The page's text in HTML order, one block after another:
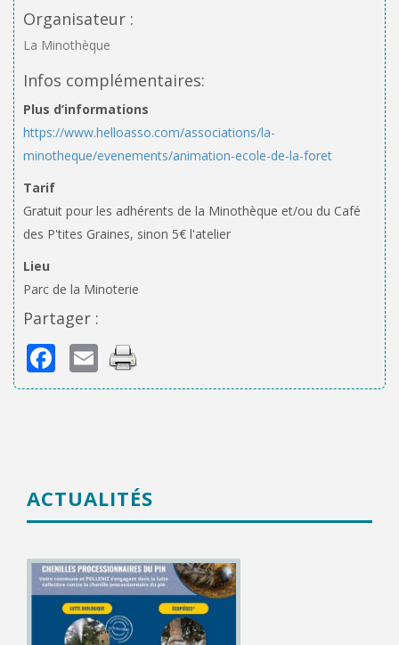
Organisateur :
La Minothèque
Infos complémentaires:
Plus d’informations
https://www.helloasso.com/associations/la-
minotheque/evenements/animation-ecole-de-la-foret
Tarif
Gratuit pour les adhérents de la Minothèque et/ou du Café
des P'tites Graines, sinon 5€ l'atelier
Lieu
Parc de la Minoterie
Partager :
Facebook
Email
ACTUALITÉS